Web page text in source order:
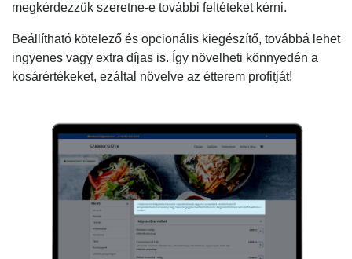
megkérdezzük szeretne-e további feltéteket kérni.
Beállítható kötelező és opcionális kiegészítő, továbbá lehet
ingyenes vagy extra díjas is. Így növelheti könnyedén a
kosárértékeket, ezáltal növelve az étterem profitját!